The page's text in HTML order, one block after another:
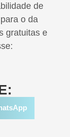
de
o da
gratuitas e